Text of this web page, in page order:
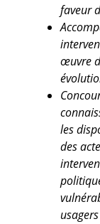
faveur
œuvre
les
des
usagers